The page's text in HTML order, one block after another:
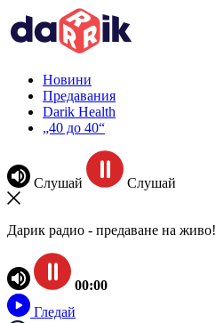
Новини
Предавания
Darik Health
„40 до 40“
Слушай Слушай
Дарик радио - предаване на живо!
00:00
Гледай